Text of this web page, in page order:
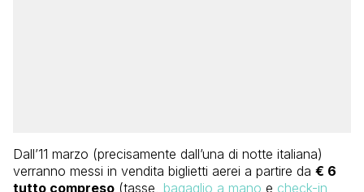
Dall’11 marzo (precisamente dall’una di notte italiana)
verranno messi in vendita biglietti aerei a partire da € 6
tutto compreso (tasse, bagaglio a mano e check-in